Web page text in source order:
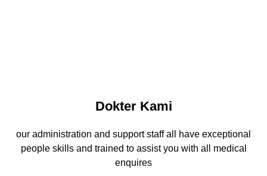
Dokter Kami
our administration and support staff all have exceptional
people skills and trained to assist you with all medical
enquires